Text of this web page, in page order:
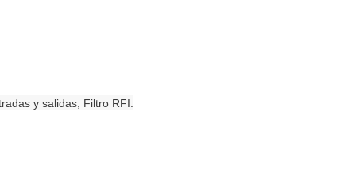
y salidas, Filtro RFI.